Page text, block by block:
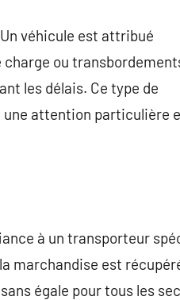
véhicule est attribué
ou
les délais. Ce type de
attention particulière
à un transporteur
marchandise est
égale pour tous les